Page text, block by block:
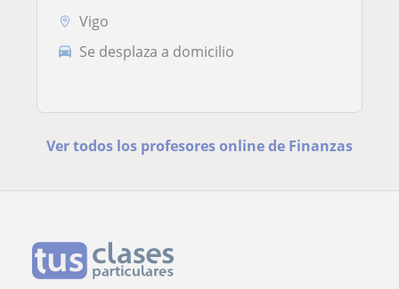
Vigo
Se desplaza a domicilio
Ver todos los profesores online de Finanzas